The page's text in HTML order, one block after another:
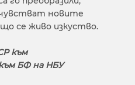
новите
се живо изкуство.
към
БФ на НБУ